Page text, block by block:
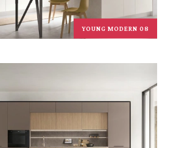
YOUNG MODERN 08